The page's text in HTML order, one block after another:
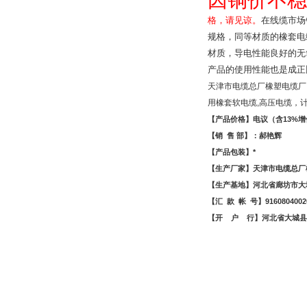
格，请见谅。 在线缆市
规格，同等材质的橡套
材质，导电性能良好的
产品的使用性能也是成
天津市电缆总厂橡塑电缆
用橡套软电缆,高压电缆，
【产品价格】电议（含13%增
【销 售 部】：郝艳辉
【产品包装】*
【生产厂家】天津市电缆总
【生产基地】河北省廊坊市
【汇 款 帐 号】
【开
户 行】河北省大城